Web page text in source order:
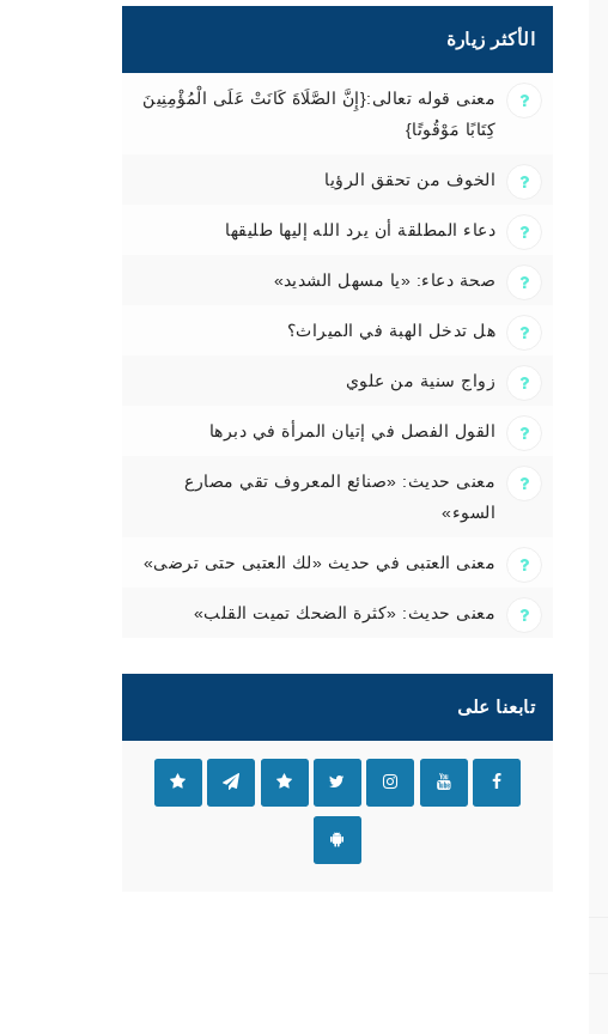
الأكثر زيارة
معنى قوله تعالى:{إِنَّ الصَّلَاةَ كَانَتْ عَلَى الْمُؤْمِنِينَ
كِتَابًا مَوْقُوتًا}
الخوف من تحقق الرؤيا
دعاء المطلقة أن يرد الله إليها طليقها
صحة دعاء: «يا مسهل الشديد»
هل تدخل الهبة في الميراث؟
زواج سنية من علوي
القول الفصل في إتيان المرأة في دبرها
معنى حديث: «صنائع المعروف تقي مصارع
السوء»
معنى العتبى في حديث «لك العتبى حتى ترضى»
معنى حديث: «كثرة الضحك تميت القلب»
تابعنا على